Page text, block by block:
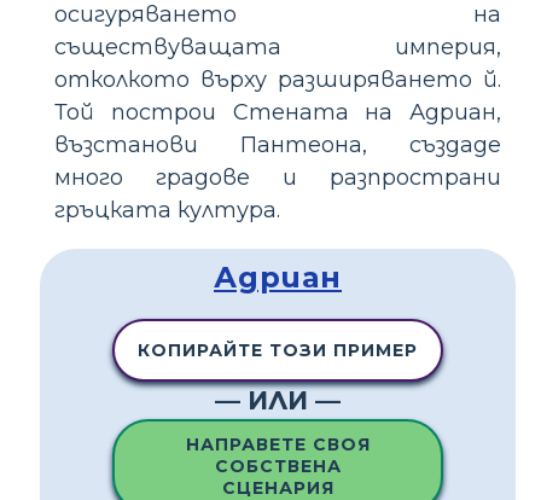
осигуряването на
съществуващата империя,
отколкото върху разширяването й.
Той построи Стената на Адриан,
възстанови Пантеона, създаде
много градове и разпространи
гръцката култура.
Адриан
КОПИРАЙТЕ ТОЗИ ПРИМЕР
— ИЛИ —
НАПРАВЕТЕ СВОЯ
СОБСТВЕНА
СЦЕНАРИЯ